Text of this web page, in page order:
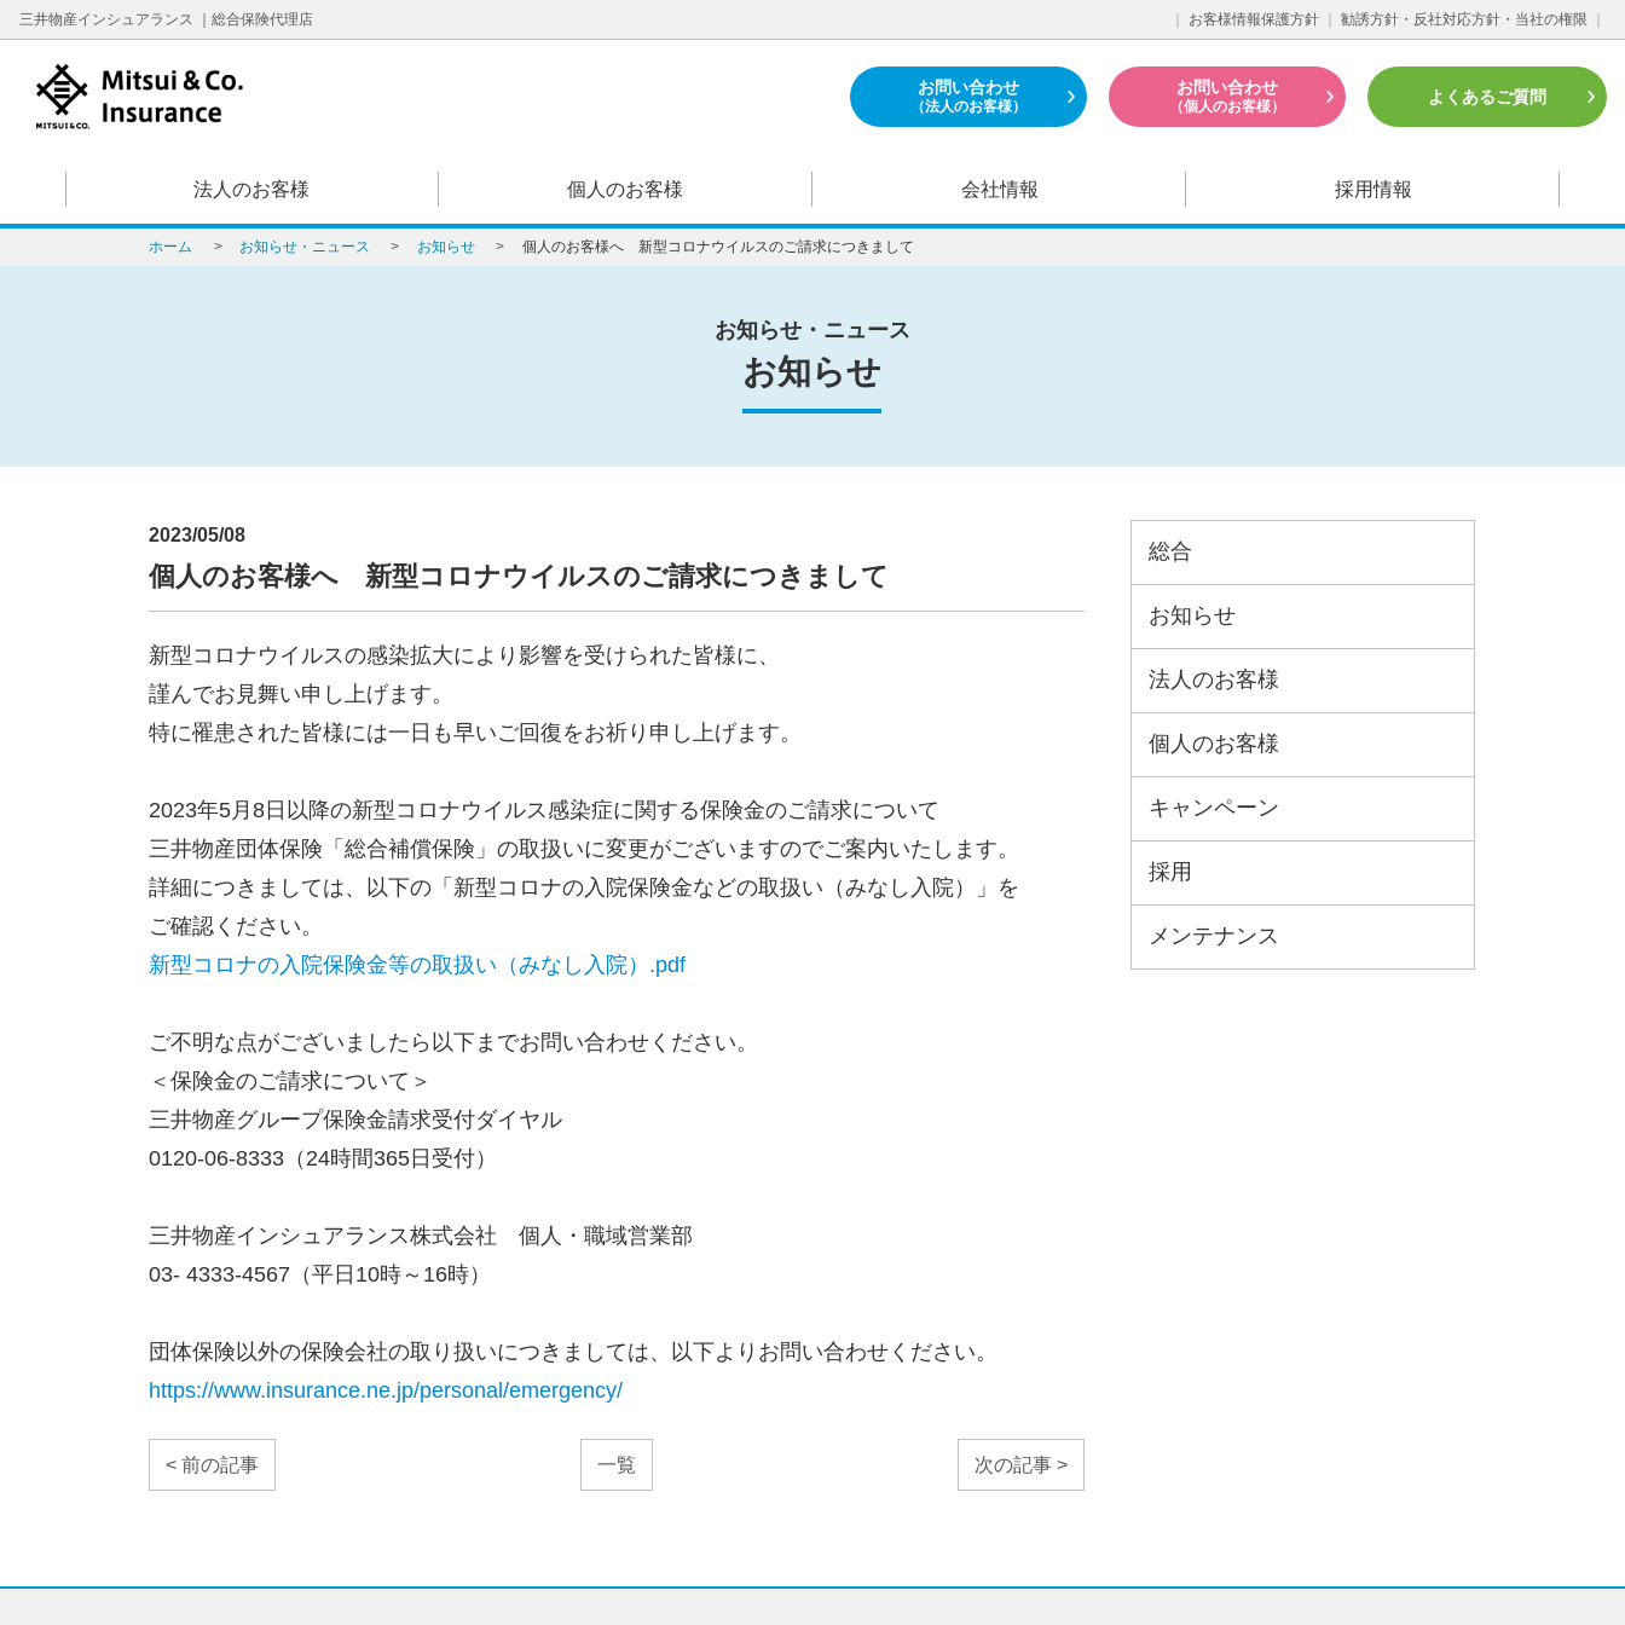
三井物産インシュアランス ｜総合保険代理店 お客様情報保護方針 勧誘方針・反社対応方針・当社の権限
お問い合わせ
（法人のお客様）
お問い合わせ
（個人のお客様） よくあるご質問
法人のお客様 個人のお客様 会社情報 採用情報
ホーム > お知らせ・ニュース > お知らせ > 個人のお客様へ 新型コロナウイルスのご請求につきまして
お知らせ・ニュース
お知らせ
2023/05/08
個人のお客様へ 新型コロナウイルスのご請求につきまして
新型コロナウイルスの感染拡大により影響を受けられた皆様に、
謹んでお見舞い申し上げます。
特に罹患された皆様には一日も早いご回復をお祈り申し上げます。
2023年5月8日以降の新型コロナウイルス感染症に関する保険金のご請求について
三井物産団体保険「総合補償保険」の取扱いに変更がございますのでご案内いたします。
詳細につきましては、以下の「新型コロナの入院保険金などの取扱い（みなし入院）」を
ご確認ください。
新型コロナの入院保険金等の取扱い（みなし入院）.pdf
ご不明な点がございましたら以下までお問い合わせください。
＜保険金のご請求について＞
三井物産グループ保険金請求受付ダイヤル
0120-06-8333 （ 24時間365日受付）
三井物産インシュアランス株式会社 個人・職域営業部
03- 4333-4567（平日 10時～ 16時）
団体保険以外の保険会社の取り扱いにつきましては、以下よりお問い合わせください。
https://www.insurance.ne.jp/personal/emergency/
< 前の記事 一覧 次の記事 >
総合
お知らせ
法人のお客様
個人のお客様
キャンペーン
採用
メンテナンス